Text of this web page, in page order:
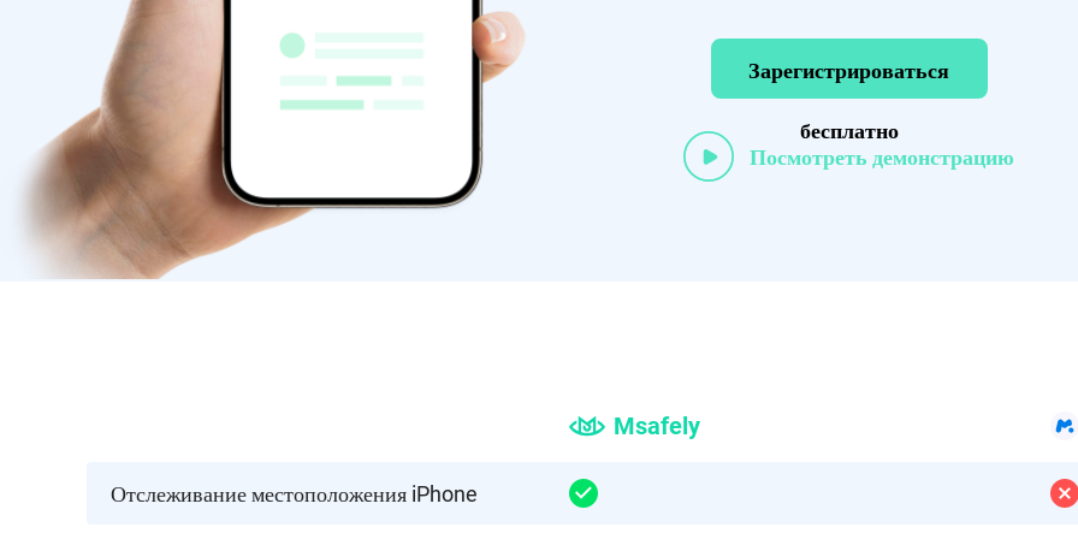
Зарегистрироваться
бесплатно
Посмотреть демонстрацию
Msafely
Отслеживание местоположения iPhone